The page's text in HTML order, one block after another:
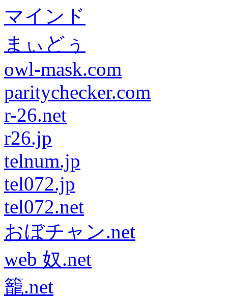
マインド
まぃどぅ
owl-mask.com
paritychecker.com
r-26.net
r26.jp
telnum.jp
tel072.jp
tel072.net
おぼチャン.net
web 奴.net
籠.net